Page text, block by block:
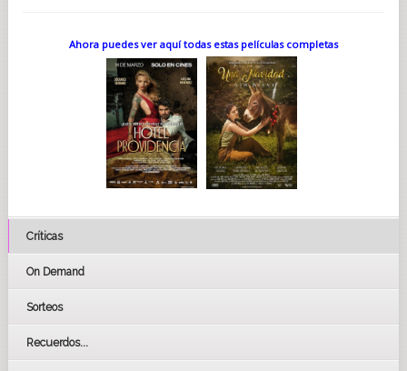
Ahora puedes ver aquí todas estas películas completas
Críticas
On Demand
Sorteos
Recuerdos...